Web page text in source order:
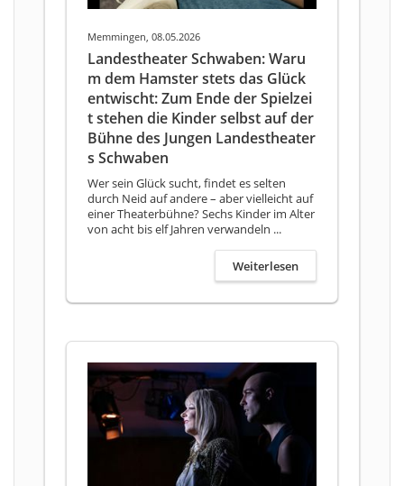
Memmingen, 08.05.2026
Landestheater Schwaben: Waru
m dem Hamster stets das Glück
entwischt: Zum Ende der Spielzei
t stehen die Kinder selbst auf der
Bühne des Jungen Landestheater
s Schwaben
Wer sein Glück sucht, findet es selten
durch Neid auf andere – aber vielleicht auf
einer Theaterbühne? Sechs Kinder im Alter
von acht bis elf Jahren verwandeln ...
Weiterlesen